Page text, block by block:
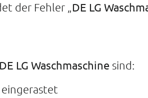
der Fehler „ DE LG
DE LG Waschmaschine sind: